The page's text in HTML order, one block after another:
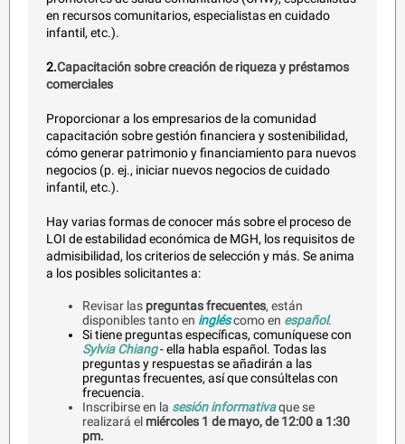
en recursos comunitarios, especialistas en cuidado
infantil, etc.).
2.Capacitación sobre creación de riqueza y préstamos
comerciales
Proporcionar a los empresarios de la comunidad
capacitación sobre gestión financiera y sostenibilidad,
cómo generar patrimonio y financiamiento para nuevos
negocios (p. ej., iniciar nuevos negocios de cuidado
infantil, etc.).
Hay varias formas de conocer más sobre el proceso de
LOI de estabilidad económica de MGH, los requisitos de
admisibilidad, los criterios de selección y más. Se anima
a los posibles solicitantes a:
Revisar las preguntas frecuentes, están
disponibles tanto en ingléscomo en español.
Si tiene preguntas específicas, comuníquese con
Sylvia Chiang- ella habla español. Todas las
preguntas y respuestas se añadirán a las
preguntas frecuentes, así que consúltelas con
frecuencia.
Inscribirse en la sesión informativaque se
realizará el miércoles 1 de mayo, de 12:00 a 1:30
pm.